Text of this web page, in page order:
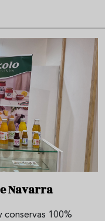
Navarra
conservas 100%